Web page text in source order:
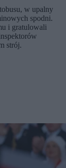
w upalny
spodni.
i gratulowali
strój.